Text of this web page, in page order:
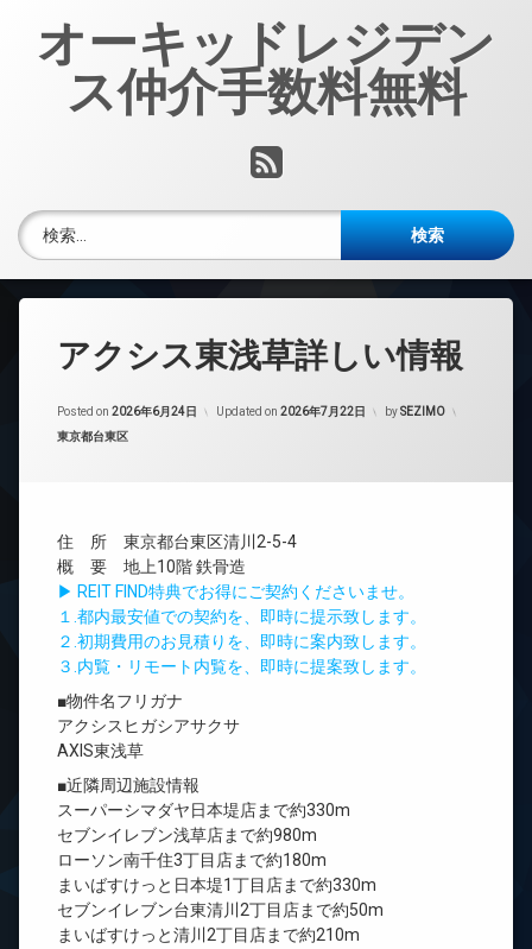
オーキッドレジデン
ス仲介手数料無料
RSS
検索:
アクシス東浅草詳しい情報
Posted on 2026年6月24日 Updated on 2026年7月22日 bySEZIMO
カテゴリー:
東京都台東区
住 所 東京都台東区清川2-5-4
概 要 地上10階 鉄骨造
▶ REIT FIND特典でお得にご契約くださいませ。
１.都内最安値での契約を、即時に提示致します。
２.初期費用のお見積りを、即時に案内致します。
３.内覧・リモート内覧を、即時に提案致します。
■物件名フリガナ
アクシスヒガシアサクサ
AXIS東浅草
■近隣周辺施設情報
スーパーシマダヤ日本堤店まで約330m
セブンイレブン浅草店まで約980m
ローソン南千住3丁目店まで約180m
まいばすけっと日本堤1丁目店まで約330m
セブンイレブン台東清川2丁目店まで約50m
まいばすけっと清川2丁目店まで約210m